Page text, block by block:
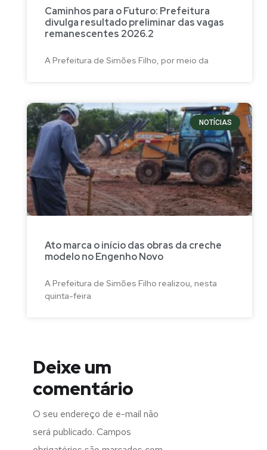
Caminhos para o Futuro: Prefeitura
divulga resultado preliminar das vagas
remanescentes 2026.2
A Prefeitura de Simões Filho, por meio da
NOTÍCIAS
Ato marca o início das obras da creche
modelo no Engenho Novo
A Prefeitura de Simões Filho realizou, nesta
quinta-feira
Deixe um
comentário
O seu endereço de e-mail não
será publicado. Campos